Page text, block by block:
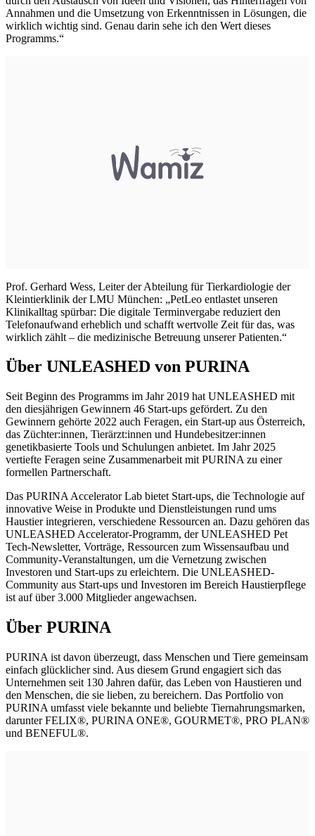
Annahmen und die Umsetzung von Erkenntnissen in Lösungen, die
wirklich wichtig sind. Genau darin sehe ich den Wert dieses
Programms.“
Prof. Gerhard Wess, Leiter der Abteilung für Tierkardiologie der
Kleintierklinik der LMU München: „PetLeo entlastet unseren
Klinikalltag spürbar: Die digitale Terminvergabe reduziert den
Telefonaufwand erheblich und schafft wertvolle Zeit für das, was
wirklich zählt – die medizinische Betreuung unserer Patienten.“
Über UNLEASHED von PURINA
Seit Beginn des Programms im Jahr 2019 hat UNLEASHED mit
den diesjährigen Gewinnern 46 Start-ups gefördert. Zu den
Gewinnern gehörte 2022 auch Feragen, ein Start-up aus Österreich,
das Züchter:innen, Tierärzt:innen und Hundebesitzer:innen
genetikbasierte Tools und Schulungen anbietet. Im Jahr 2025
vertiefte Feragen seine Zusammenarbeit mit PURINA zu einer
formellen Partnerschaft.
Das PURINA Accelerator Lab bietet Start-ups, die Technologie auf
innovative Weise in Produkte und Dienstleistungen rund ums
Haustier integrieren, verschiedene Ressourcen an. Dazu gehören das
UNLEASHED Accelerator-Programm, der UNLEASHED Pet
Tech-Newsletter, Vorträge, Ressourcen zum Wissensaufbau und
Community-Veranstaltungen, um die Vernetzung zwischen
Investoren und Start-ups zu erleichtern. Die UNLEASHED-
Community aus Start-ups und Investoren im Bereich Haustierpflege
ist auf über 3.000 Mitglieder angewachsen.
Über PURINA
PURINA ist davon überzeugt, dass Menschen und Tiere gemeinsam
einfach glücklicher sind. Aus diesem Grund engagiert sich das
Unternehmen seit 130 Jahren dafür, das Leben von Haustieren und
den Menschen, die sie lieben, zu bereichern. Das Portfolio von
PURINA umfasst viele bekannte und beliebte Tiernahrungsmarken,
darunter FELIX®, PURINA ONE®, GOURMET®, PRO PLAN®
und BENEFUL®.